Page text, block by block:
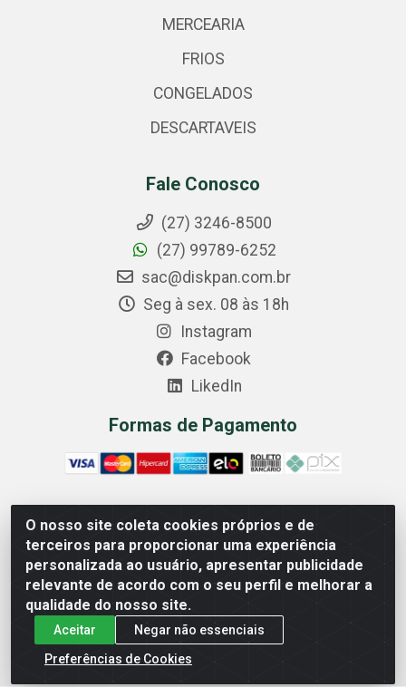
O nosso site coleta cookies próprios e de
terceiros para proporcionar uma experiência
personalizada ao usuário, apresentar publicidade
relevante de acordo com o seu perfil e melhorar a
qualidade do nosso site.
Aceitar
Negar não essenciais
Preferências de Cookies
MERCEARIA
FRIOS
CONGELADOS
DESCARTAVEIS
Fale Conosco
(27) 3246-8500
(27) 99789-6252
sac@diskpan.com.br
Seg à sex. 08 às 18h
Instagram
Facebook
LikedIn
Formas de Pagamento
Comercial Diskpan Ltda - Av. Fernando Antonio, 1911 -
Sotelandia, Cariacica/ES - CEP 29140-669 - CNPJ
02.691.482/0001-07